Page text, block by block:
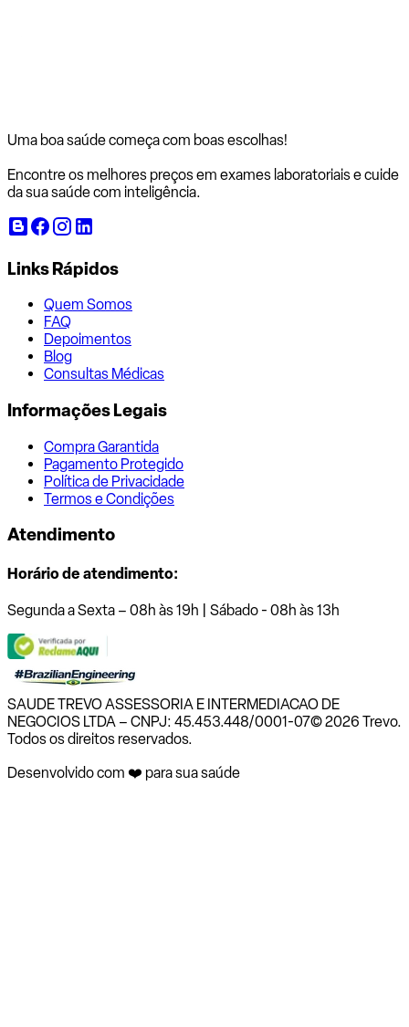
Uma boa saúde começa com boas escolhas!
Encontre os melhores preços em exames laboratoriais e cuide
da sua saúde com inteligência.
Links Rápidos
Quem Somos
FAQ
Depoimentos
Blog
Consultas Médicas
Informações Legais
Compra Garantida
Pagamento Protegido
Política de Privacidade
Termos e Condições
Atendimento
Horário de atendimento:
Segunda a Sexta – 08h às 19h | Sábado - 08h às 13h
SAUDE TREVO ASSESSORIA E INTERMEDIACAO DE
NEGOCIOS LTDA – CNPJ: 45.453.448/0001-07© 2026 Trevo.
Todos os direitos reservados.
Desenvolvido com ❤️ para sua saúde